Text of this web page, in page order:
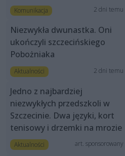
Komunikacja 2 dni temu
Niezwykła dwunastka. Oni
ukończyli szczecińskiego
Pobożniaka
Aktualności 2 dni temu
Jedno z najbardziej
niezwykłych przedszkoli w
Szczecinie. Dwa języki, kort
tenisowy i drzemki na mrozie
Aktualności art. sponsorowany